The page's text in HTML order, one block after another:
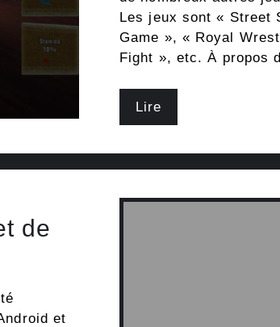
Les jeux sont « Street
Game », « Royal
Fight », etc. À propos
Lire
de
et